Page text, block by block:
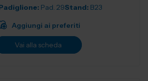
Pad. 29Stand: B23
Aggiungi ai preferiti
Vai alla scheda